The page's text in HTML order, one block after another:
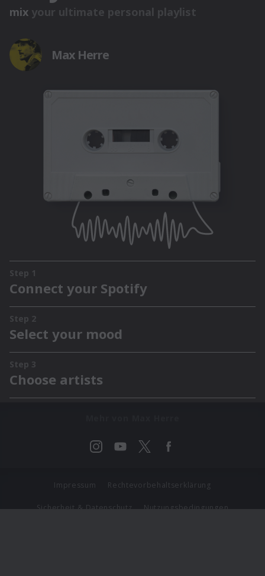
Impressum Rechtevorbehaltserklärung
Sicherheit & Datenschutz Nutzungsbedingungen